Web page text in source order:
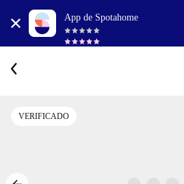
App de Spotahome
VERIFICADO